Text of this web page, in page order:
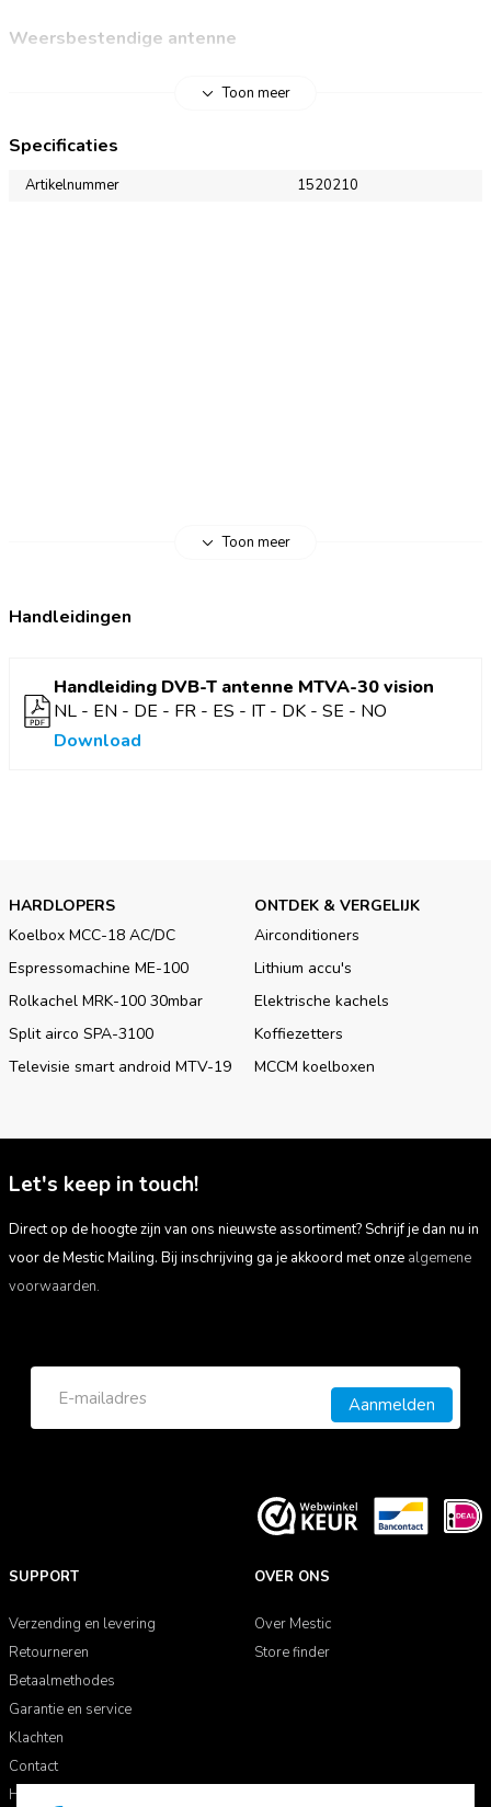
Weersbestendige antenne
De Mestic DVB-T antenne MTVA-30 vison biedt omni-
richting moeiteloos oppikt. De antenne is waterdicht en Uv-
bestendig en blijft daardoor uitstekend presteren onder alle
weersomstandigheden. Perfect voor gebruik op campers,
Toon meer
Specificaties
Artikelnummer 1520210
Toon meer
Handleidingen
Handleiding DVB-T antenne MTVA-30 vision
NL - EN - DE - FR - ES - IT - DK - SE - NO
Download
HARDLOPERS
Koelbox MCC-18 AC/DC
Espressomachine ME-100
Rolkachel MRK-100 30mbar
Split airco SPA-3100
Televisie smart android MTV-19
ONTDEK & VERGELIJK
Airconditioners
Lithium accu's
Elektrische kachels
Koffiezetters
MCCM koelboxen
Let's keep in touch!
Direct op de hoogte zijn van ons nieuwste assortiment? Schrijf je dan nu in
voor de Mestic Mailing. Bij inschrijving ga je akkoord met onze algemene
voorwaarden.
Aanmelden
SUPPORT
Verzending en levering
Retourneren
Betaalmethodes
Garantie en service
Klachten
Contact
Handleidingen
OVER ONS
Over Mestic
Store finder